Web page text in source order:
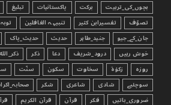
بچوں_کی_تربیت
برکت پاکستانیات تبليغ
تصوّف
تفسیرابن کثیر تنبیہہ الغافلین توبہ
جان_کے_جیو
جنید_طاہر حدیث حدیث_پاک
خوش رہیں
درود_شریف دعا ذکر ذکر_الله
روزہ
زکوٰۃ سخاوت سکون سنّت
سوچئیے
شادی شاعری شکر
ضروری_باتیں
فکر قرآن قرآن الکریم